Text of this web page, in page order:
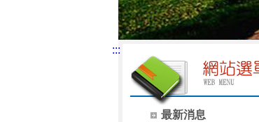
:::
最新消息